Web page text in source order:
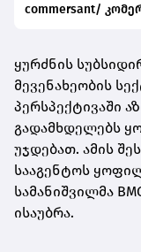
commersant/
ყურძნის
მევენახეობის
პერსპექტივაში
გადამხდელებს
უჯდებათ. ამის
სააგენტოს
სამანიშვილმა
ისაუბრა.